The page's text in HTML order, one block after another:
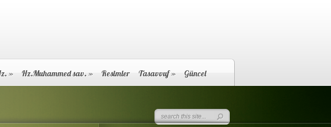
» Hz.Muhammed sav. » Resimler Tasavvuf»
Güncel